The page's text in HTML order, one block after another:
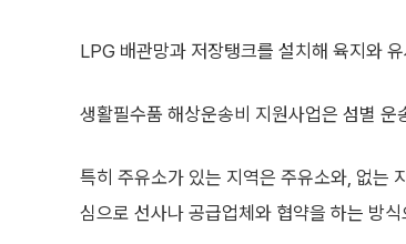
LPG 배관망과 저장탱크를 설치해 육지와
생활필수품 해상운송비 지원사업은 섬별 운
특히 주유소가 있는 지역은 주유소와, 없는
심으로 선사나 공급업체와 협약을 하는 방